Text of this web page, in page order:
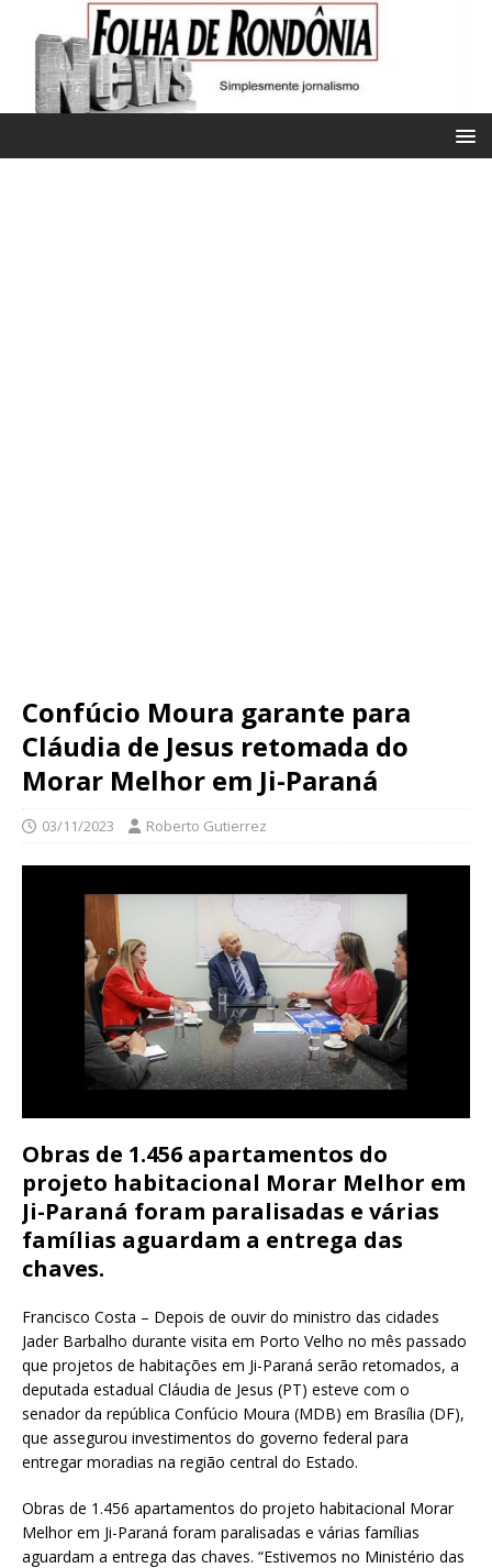
Confúcio Moura garante para
Cláudia de Jesus retomada do
Morar Melhor em Ji-Paraná
03/11/2023 Roberto Gutierrez
Obras de 1.456 apartamentos do
projeto habitacional Morar Melhor em
Ji-Paraná foram paralisadas e várias
famílias aguardam a entrega das
chaves.
Francisco Costa – Depois de ouvir do ministro das cidades
Jader Barbalho durante visita em Porto Velho no mês passado
que projetos de habitações em Ji-Paraná serão retomados, a
deputada estadual Cláudia de Jesus (PT) esteve com o
senador da república Confúcio Moura (MDB) em Brasília (DF),
que assegurou investimentos do governo federal para
entregar moradias na região central do Estado.
Obras de 1.456 apartamentos do projeto habitacional Morar
Melhor em Ji-Paraná foram paralisadas e várias famílias
aguardam a entrega das chaves. “Estivemos no Ministério das